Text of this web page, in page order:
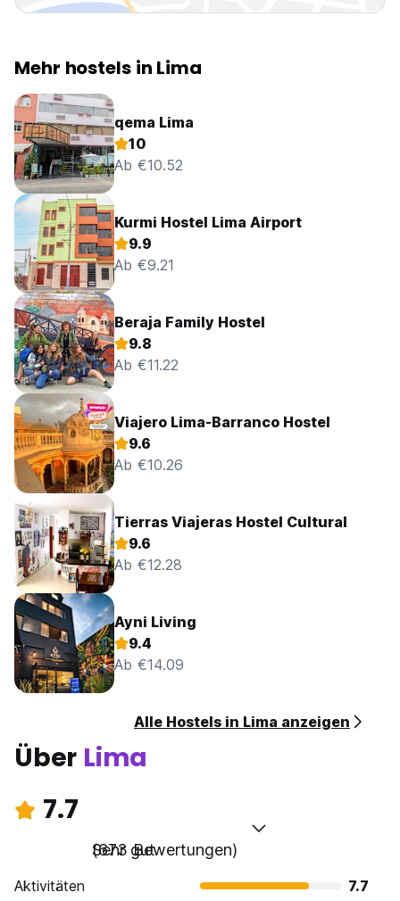
Mehr hostels in Lima
qema Lima
10
Ab €10.52
Kurmi Hostel Lima Airport
9.9
Ab €9.21
Beraja Family Hostel
9.8
Ab €11.22
Viajero Lima-Barranco Hostel
9.6
Ab €10.26
Tierras Viajeras Hostel Cultural
9.6
Ab €12.28
Ayni Living
9.4
Ab €14.09
Alle Hostels in Lima anzeigen
Über Lima
7.7
Sehr gut
(673 Bewertungen)
Aktivitäten
7.7